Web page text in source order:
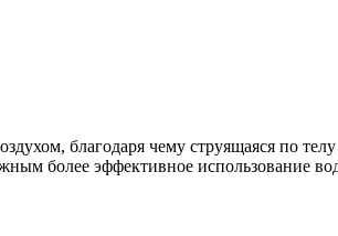
благодаря чему струящаяся по
более эффективное использование